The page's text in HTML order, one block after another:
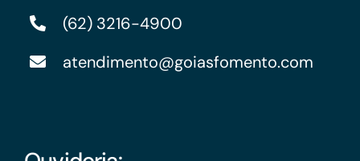
(62) 3216-4900
atendimento@goiasfomento.com